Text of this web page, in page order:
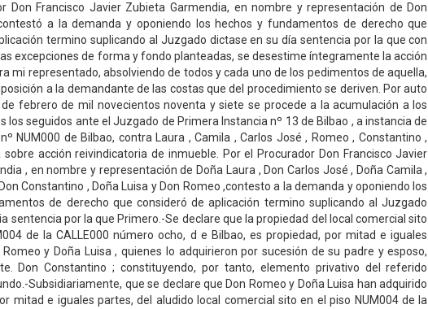
Don Francisco Javier Zubieta Garmendia, en nombre y representación de Don
a la demanda y oponiendo los hechos y fundamentos de derecho que
termino suplicando al Juzgado dictase en su día sentencia por la que con
excepciones de forma y fondo planteadas, se desestime íntegramente la acción
mi representado, absolviendo de todos y cada uno de los pedimentos de aquella,
a la demandante de las costas que del procedimiento se deriven. Por auto
febrero de mil novecientos noventa y siete se procede a la acumulación a los
los seguidos ante el Juzgado de Primera Instancia nº 13 de Bilbao , a instancia de
nº NUM000 de Bilbao, contra Laura , Camila , Carlos José , Romeo , Constantino ,
sobre acción reivindicatoria de inmueble. Por el Procurador Don Francisco Javier
, en nombre y representación de Doña Laura , Don Carlos José , Doña Camila ,
Constantino , Doña Luisa y Don Romeo ,contesto a la demanda y oponiendo los
de derecho que consideró de aplicación termino suplicando al Juzgado
sentencia por la que Primero.-Se declare que la propiedad del local comercial sito
de la CALLE000 número ocho, d e Bilbao, es propiedad, por mitad e iguales
y Doña Luisa , quienes lo adquirieron por sucesión de su padre y esposo,
Don Constantino ; constituyendo, por tanto, elemento privativo del referido
Subsidiariamente, que se declare que Don Romeo y Doña Luisa han adquirido
mitad e iguales partes, del aludido local comercial sito en el piso NUM004 de la